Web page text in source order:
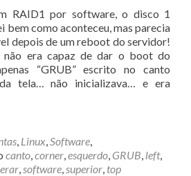
RAID1 por software, o disco 1
bem como aconteceu, mas parecia
depois de um reboot do servidor!
era capaz de dar o boot do
“GRUB” escrito no canto
tela… não inicializava… e era
, Linux,Software,
canto,corner,esquerdo, GRUB, left,
,software,superior, top